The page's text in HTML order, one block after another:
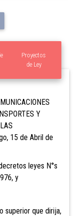
Proyectos
de Ley
Y
15 de Abril de
leyes N°s
y
superior que dirija,